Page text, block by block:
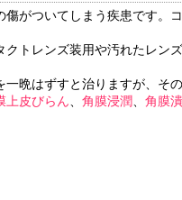
傷がついてしまう疾患です。
クトレンズ装用や汚れたレン
一晩はずすと治りますが、そ
上皮びらん 角膜浸潤 角膜